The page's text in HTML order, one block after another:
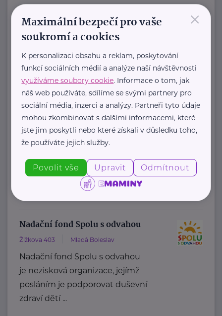
https://narovinu.net/
Kolpingova rodina Smečno
U Zámku 5 Smečno
Jsme nestátní nezisková organizace
, která se již více než 25 let zaměřuje
na podporu rodin, ...
https://www.kolpingsmecno.cz/
+420 777 558 778
ludmila.janzurova@kolpingsmecno.cz
Nadační fond Spolu s odvahou
Žižkova 403 Mladá Boleslav
Nadační fond Spolu s odvahou
je nezisková organizace, jejímž
posláním je podporovat duševní
zdraví dětí ...
×
Maximální bezpečí pro vaše
soukromí a cookies
K personalizaci obsahu a reklam, poskytování
funkcí sociálních médií a analýze naší návštěvnosti
využíváme soubory cookie. Informace o tom, jak
náš web používáte, sdílíme se svými partnery pro
sociální média, inzerci a analýzy. Partneři tyto údaje
mohou zkombinovat s dalšími informacemi, které
jste jim poskytli nebo které získali v důsledku toho,
že používáte jejich služby.
Povolit vše Upravit Odmítnout